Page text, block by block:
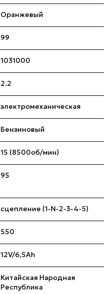
Оранжевый
99
1031000
2.2
электромеханическая
Бензиновый
15 (8500об/мин)
95
сцепление (1-N-2-3-4-5)
550
12V/6,5Аh
Китайская Народная
Республика